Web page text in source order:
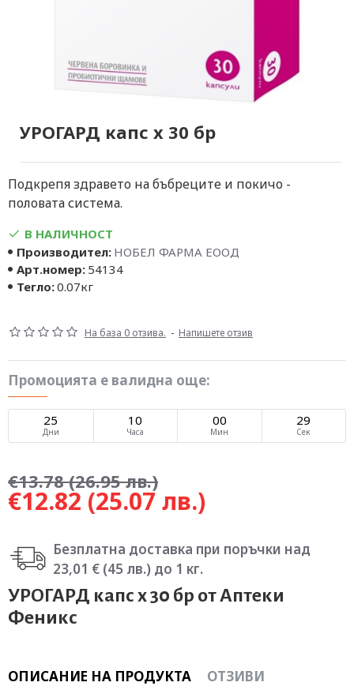
УРОГАРД капс х 30 бр
В НАЛИЧНОСТ
Производител: НОБЕЛ ФАРМА ЕООД
Арт.номер: 54134
Тегло:0.07кг
На база 0 отзива. - Напишете отзив
Промоцията е валидна още:
25
Дни
10
Часа
00
Мин
29
Сек
€12.82 (25.07 лв.)
€13.78(26.95 лв.)
Подкрепя здравето на бъбреците и покичо -
половата система.
Безплатна доставка при поръчки над
23,01 € (45 лв.) до 1 кг.
УРОГАРД капс х 30 бр от Аптеки
Феникс
ОПИСАНИЕ НА ПРОДУКТА ОТЗИВИ